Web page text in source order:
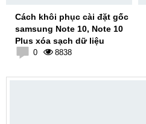
Cách khôi phục cài đặt gốc
samsung Note 10, Note 10
Plus xóa sạch dữ liệu
0 8838